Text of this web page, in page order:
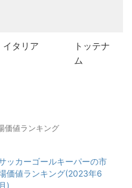
イタリア
トッテナ
ム
価値ランキング
ッカーゴールキーパーの市
価値ランキング(2023年6
月)